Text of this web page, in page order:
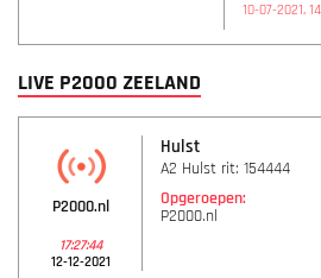
10-07-2021,
LIVE P2000 ZEELAND
P2000.nl
17:27:44
12-12-2021
Hulst
A2 Hulst rit: 154444
Opgeroepen:
P2000.nl